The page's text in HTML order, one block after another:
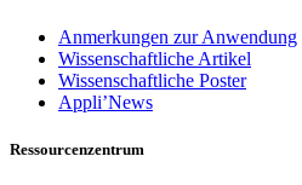
Anmerkungen zur Anwendung
Wissenschaftliche Artikel
Wissenschaftliche Poster
Appli’News
Ressourcenzentrum